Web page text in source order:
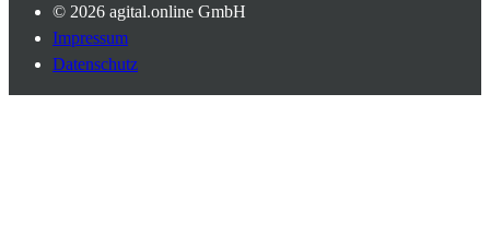
© 2026 agital.online GmbH
Impressum
Datenschutz